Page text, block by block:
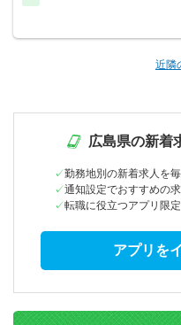
近隣
広島県の新着
勤務地別の新着求人を
通知設定でおすすめの
転職に役立つアプリ限
アプリを